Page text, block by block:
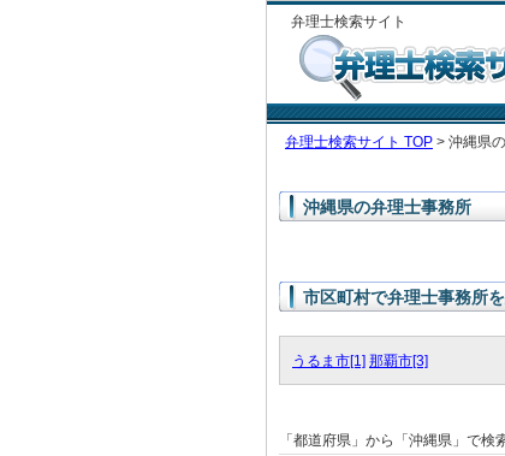
弁理士検索サイト
弁理士検索サイト TOP > 沖縄県
沖縄県の弁理士事務所
市区町村で弁理士事務所
うるま市[1] 那覇市[3]
「都道府県」から「沖縄県」で検